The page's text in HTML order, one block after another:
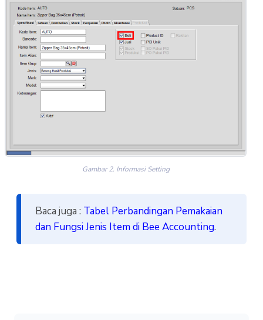
Gambar 2. Informasi Setting
Baca juga : Tabel Perbandingan Pemakaian
dan Fungsi Jenis Item di Bee Accounting.